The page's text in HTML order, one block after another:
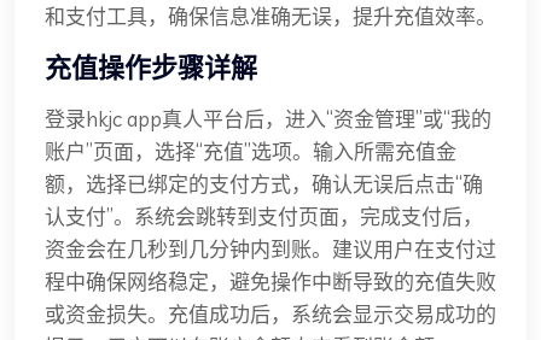
和支付工具，确保信息准确无误，提升充值效率。
充值操作步骤详解
登录hkjc app真人平台后，进入“资金管理”或“我的
账户”页面，选择“充值”选项。输入所需充值金
额，选择已绑定的支付方式，确认无误后点击“确
认支付”。系统会跳转到支付页面，完成支付后，
资金会在几秒到几分钟内到账。建议用户在支付过
程中确保网络稳定，避免操作中断导致的充值失败
或资金损失。充值成功后，系统会显示交易成功的